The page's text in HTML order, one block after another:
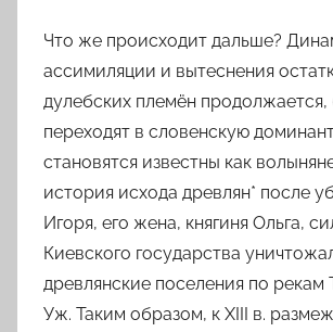
Что же происходит дальше?
ассимиляции и вытеснения
дулебских племён продолжается,
переходят в словенскую
становятся известны как
история исхода древлян* после
Игоря, его жена, княгиня Ольга,
Киевского государства
древлянские поселения по рекам
Уж. Таким образом, к XIII в.